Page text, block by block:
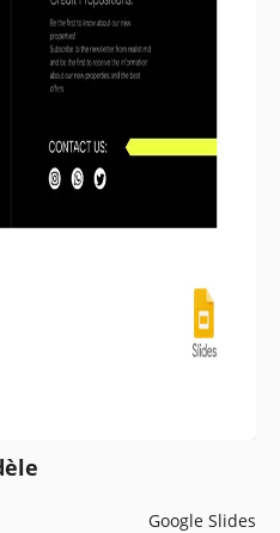
Google Slides